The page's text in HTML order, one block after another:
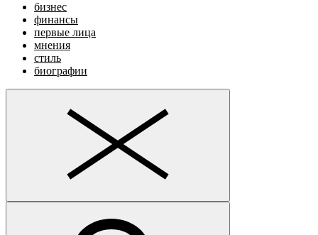
бизнес
финансы
первые лица
мнения
стиль
биографии